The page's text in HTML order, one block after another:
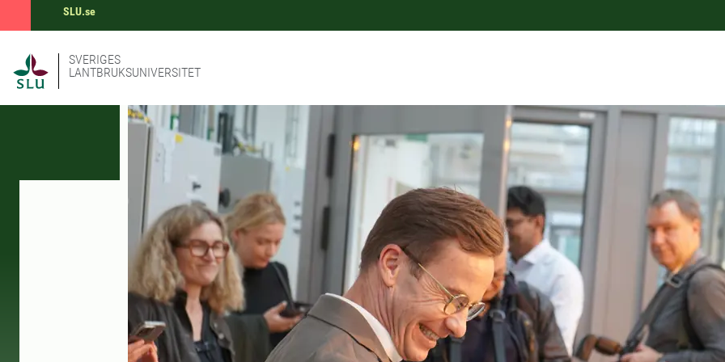
SLU.se
SVERIGES
LANTBRUKSUNIVERSITET